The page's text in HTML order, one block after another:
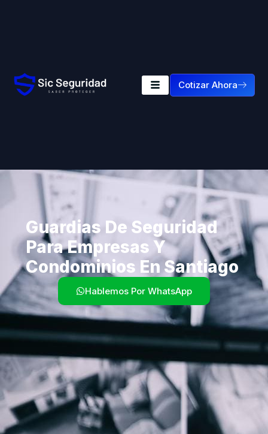
Cotizar Ahora
Guardias De Seguridad
Para Empresas Y
Condominios En Santiago
Hablemos Por WhatsApp